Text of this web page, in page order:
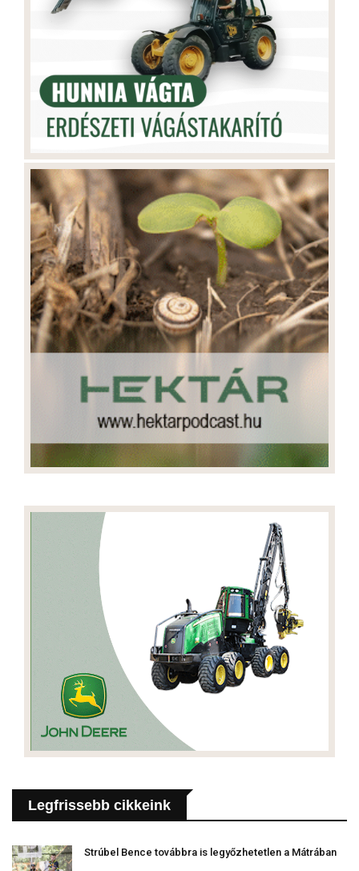
Legfrissebb cikkeink
Strúbel Bence továbbra is legyőzhetetlen a Mátrában